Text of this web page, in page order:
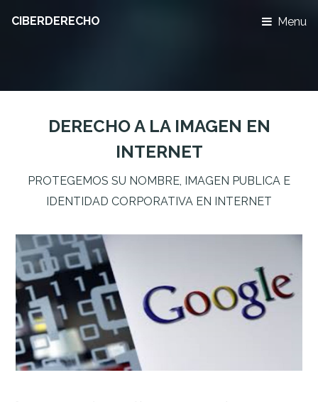
CIBERDERECHO Menu
DERECHO A LA IMAGEN EN
INTERNET
PROTEGEMOS SU NOMBRE, IMAGEN PUBLICA E
IDENTIDAD CORPORATIVA EN INTERNET